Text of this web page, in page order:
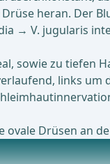
heran. Der
→ V. jugularis
sowie zu tiefen
links
ovale Drüsen